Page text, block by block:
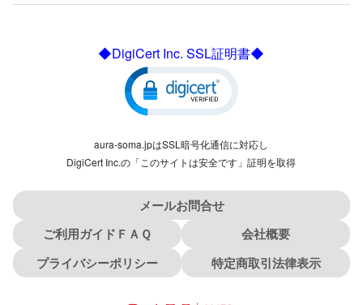
◆DigiCert Inc. SSL証明書◆
aura-soma.jpはSSL暗号化通信に対応し
DigiCert Inc.の「このサイトは安全です」証明を取得
メールお問合せ
ご利用ガイドＦＡＱ
会社概要
プライバシーポリシー
特定商取引法律表示